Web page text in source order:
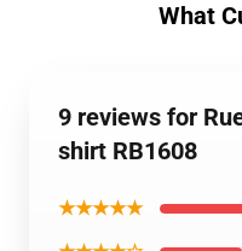
What
9 reviews for
shirt RB1608
★★★★★